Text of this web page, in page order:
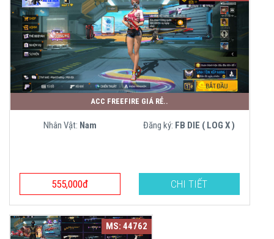
ACC FREEFIRE GIÁ RẺ..
Nhân Vật: Nam Đăng ký: FB DIE ( LOG X )
555,000đ CHI TIẾT
MS: 44762